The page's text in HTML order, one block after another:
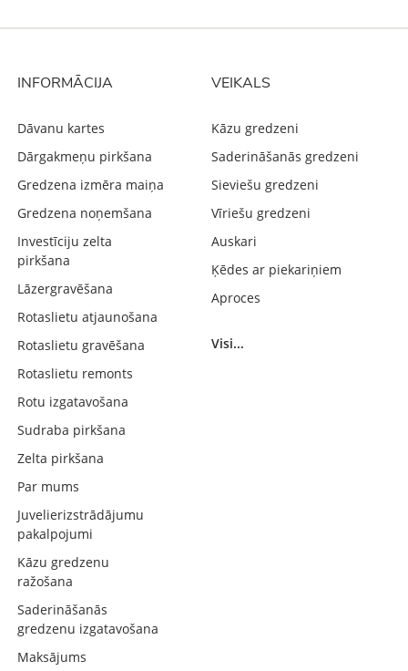
INFORMĀCIJA
Dāvanu kartes
Dārgakmeņu pirkšana
Gredzena izmēra maiņa
Gredzena noņemšana
Investīciju zelta
pirkšana
Lāzergravēšana
Rotaslietu atjaunošana
Rotaslietu gravēšana
Rotaslietu remonts
Rotu izgatavošana
Sudraba pirkšana
Zelta pirkšana
Par mums
Juvelierizstrādājumu
pakalpojumi
Kāzu gredzenu
ražošana
Saderināšanās
gredzenu izgatavošana
Maksājums
VEIKALS
Kāzu gredzeni
Saderināšanās gredzeni
Sieviešu gredzeni
Vīriešu gredzeni
Auskari
Ķēdes ar piekariņiem
Aproces
Visi...